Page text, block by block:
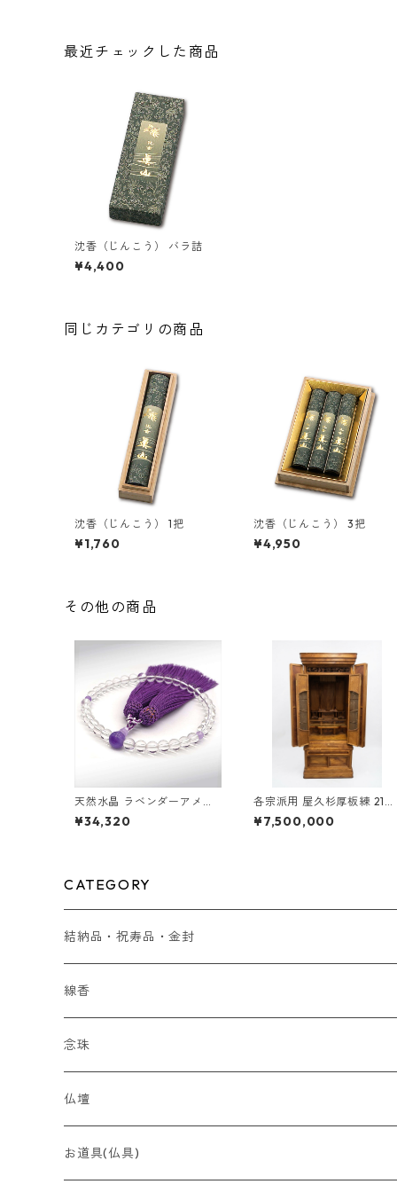
最近チェックした商品
沈香（じんこう） バラ詰
¥4,400
同じカテゴリの商品
沈香（じんこう） 1把
¥1,760
沈香（じんこう） 3把
¥4,950
その他の商品
天然水晶 ラベンダーアメジ
スト仕立 弥勒房
¥34,320
各宗派用 屋久杉厚板練 21号
台付 桜井久明作
¥7,500,000
CATEGORY
結納品・祝寿品・金封
結納品
線香
贈り物
贈答用 ~5,000円
贈答用 ~7,000円
最高峰 時代（とき）の香
香木
念珠
全宗派対応（略式）女性向け
全宗派対応（略式）男性向け
仏壇
コンパクト
お道具(仏具)